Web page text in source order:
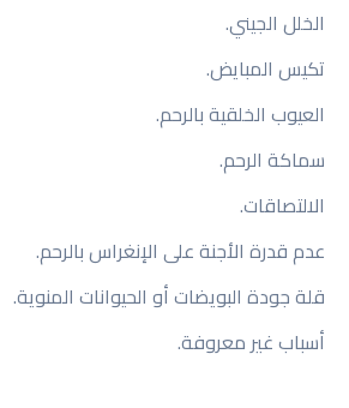
الخلل الجيني.
تكيس المبايض.
العيوب الخلقية بالرحم.
سماكة الرحم.
الالتصاقات.
عدم قدرة الأجنة على الإنغراس بالرحم.
قلة جودة البويضات أو الحيوانات المنوية.
أسباب غير معروفة.